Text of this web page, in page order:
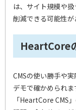
は、サイト規模や
削減できる可能性が
HeartCore
CMSの使い勝手や
デモで確かめられま
「HeartCore CMS